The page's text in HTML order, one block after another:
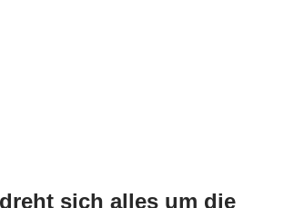
sich alles um die